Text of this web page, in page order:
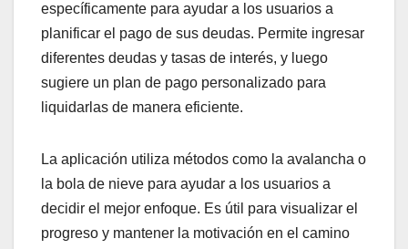
específicamente para ayudar a los usuarios a
planificar el pago de sus deudas. Permite ingresar
diferentes deudas y tasas de interés, y luego
sugiere un plan de pago personalizado para
liquidarlas de manera eficiente.
La aplicación utiliza métodos como la avalancha o
la bola de nieve para ayudar a los usuarios a
decidir el mejor enfoque. Es útil para visualizar el
progreso y mantener la motivación en el camino